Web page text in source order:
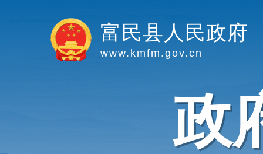
富民县人民政府
www.kmfm.gov.cn
政